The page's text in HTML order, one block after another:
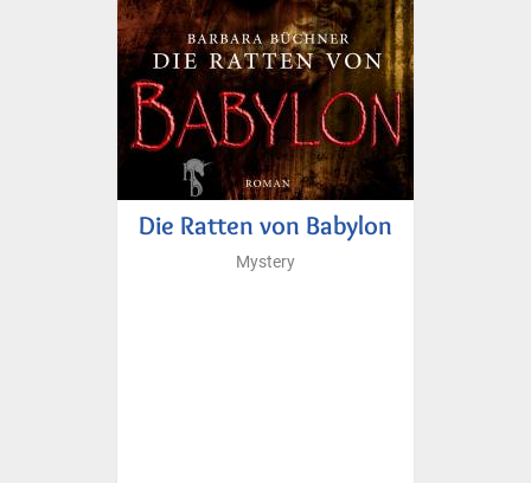
Die Ratten von Babylon
Mystery